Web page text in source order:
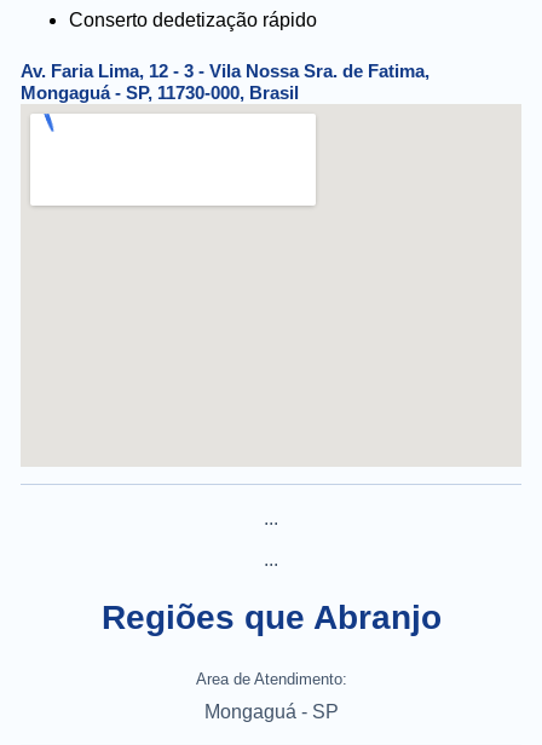
Conserto dedetização rápido
Av. Faria Lima, 12 - 3 - Vila Nossa Sra. de Fatima,
Mongaguá - SP, 11730-000, Brasil
...
...
Regiões que Abranjo
Area de Atendimento:
Mongaguá - SP